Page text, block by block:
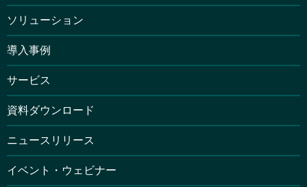
ソリューション
導入事例
サービス
資料ダウンロード
ニュースリリース
イベント・ウェビナー